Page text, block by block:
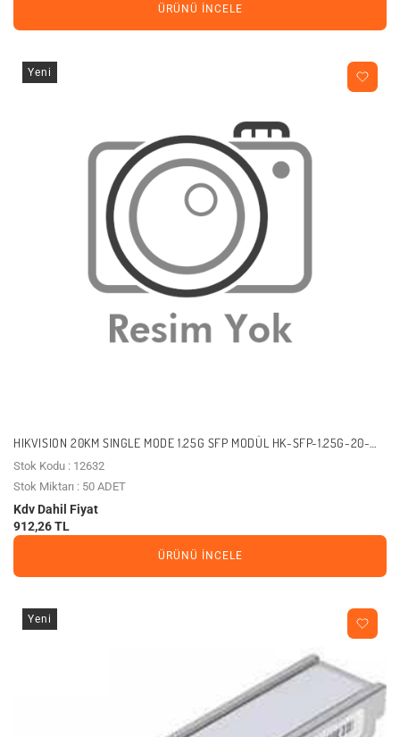
ÜRÜNÜ İNCELE
Yeni
HIKVISION 20KM SINGLE MODE 1.25G SFP MODÜL HK-SFP-1.25G-20-
1310-DF
Stok Kodu : 12632
Stok Miktarı : 50 ADET
Kdv Dahil Fiyat
912,26 TL
ÜRÜNÜ İNCELE
Yeni